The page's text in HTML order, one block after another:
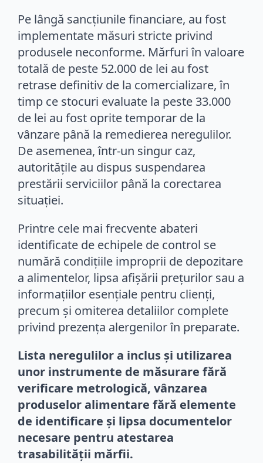
Pe lângă sancțiunile financiare, au fost
implementate măsuri stricte privind
produsele neconforme. Mărfuri în valoare
totală de peste 52.000 de lei au fost
retrase definitiv de la comercializare, în
timp ce stocuri evaluate la peste 33.000
de lei au fost oprite temporar de la
vânzare până la remedierea neregulilor.
De asemenea, într-un singur caz,
autoritățile au dispus suspendarea
prestării serviciilor până la corectarea
situației.
Printre cele mai frecvente abateri
identificate de echipele de control se
numără condițiile improprii de depozitare
a alimentelor, lipsa afișării prețurilor sau a
informațiilor esențiale pentru clienți,
precum și omiterea detaliilor complete
privind prezența alergenilor în preparate.
Lista neregulilor a inclus și utilizarea
unor instrumente de măsurare fără
verificare metrologică, vânzarea
produselor alimentare fără elemente
de identificare și lipsa documentelor
necesare pentru atestarea
trasabilității mărfii.